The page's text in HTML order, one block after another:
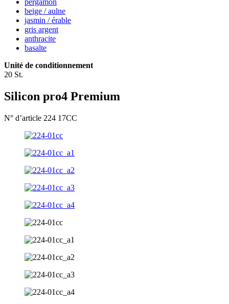
pergamon
beige / aulne
jasmin / érable
gris argent
anthracite
basalte
Unité de conditionnement
20 St.
Silicon pro4 Premium
N° d’article 224 17CC